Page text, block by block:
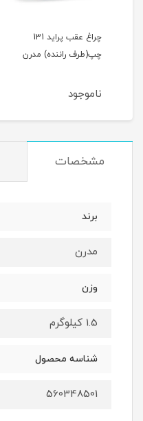
چراغ عقب پراید 131
چپ(طرف راننده) مدرن
ناموجود
مشخصات
برند
مدرن
وزن
1.5 کیلوگرم
شناسه محصول
560348501